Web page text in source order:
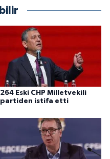
264 Eski CHP Milletvekili
partiden istifa etti